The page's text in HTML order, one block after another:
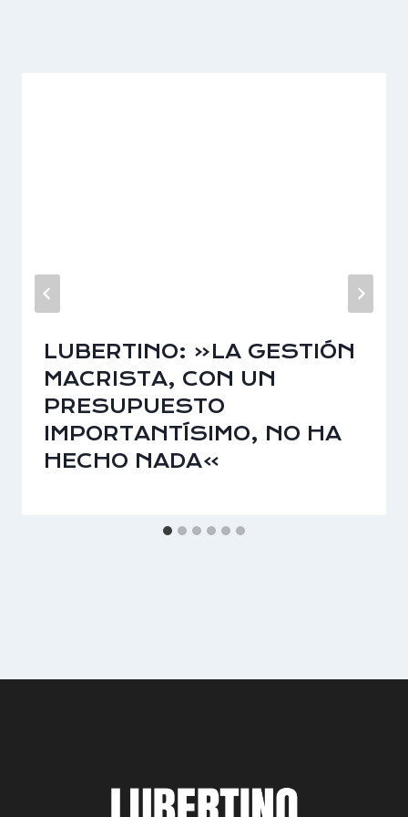
LUBERTINO: «LA GESTIÓN
MACRISTA, CON UN
PRESUPUESTO
IMPORTANTÍSIMO, NO HA
HECHO NADA»